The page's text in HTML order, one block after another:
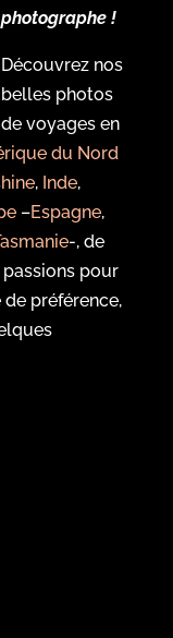
photographe !
Découvrez nos
belles photos
de voyages en
du Nord
, Inde,
–Espagne,
-, de
pour
de préférence,